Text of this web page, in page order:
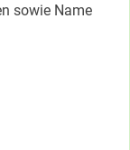
sowie Name